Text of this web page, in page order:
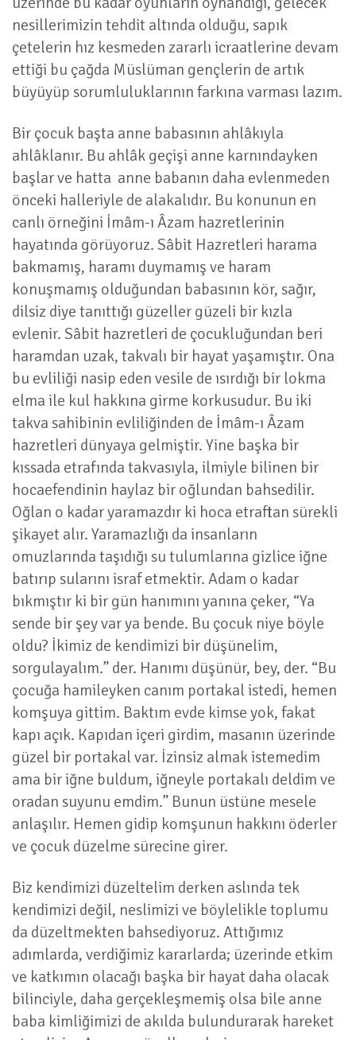
nesillerimizin tehdit altında olduğu, sapık
çetelerin hız kesmeden zararlı icraatlerine devam
ettiği bu çağda Müslüman gençlerin de artık
büyüyüp sorumluluklarının farkına varması lazım.
Bir çocuk başta anne babasının ahlâkıyla
ahlâklanır. Bu ahlâk geçişi anne karnındayken
başlar ve hatta anne babanın daha evlenmeden
önceki halleriyle de alakalıdır. Bu konunun en
canlı örneğini İmâm-ı Âzam hazretlerinin
hayatında görüyoruz. Sâbit Hazretleri harama
bakmamış, haramı duymamış ve haram
konuşmamış olduğundan babasının kör, sağır,
dilsiz diye tanıttığı güzeller güzeli bir kızla
evlenir. Sâbit hazretleri de çocukluğundan beri
haramdan uzak, takvalı bir hayat yaşamıştır. Ona
bu evliliği nasip eden vesile de ısırdığı bir lokma
elma ile kul hakkına girme korkusudur. Bu iki
takva sahibinin evliliğinden de İmâm-ı Âzam
hazretleri dünyaya gelmiştir. Yine başka bir
kıssada etrafında takvasıyla, ilmiyle bilinen bir
hocaefendinin haylaz bir oğlundan bahsedilir.
Oğlan o kadar yaramazdır ki hoca etraftan sürekli
şikayet alır. Yaramazlığı da insanların
omuzlarında taşıdığı su tulumlarına gizlice iğne
batırıp sularını israf etmektir. Adam o kadar
bıkmıştır ki bir gün hanımını yanına çeker, “Ya
sende bir şey var ya bende. Bu çocuk niye böyle
oldu? İkimiz de kendimizi bir düşünelim,
sorgulayalım.” der. Hanımı düşünür, bey, der. “Bu
çocuğa hamileyken canım portakal istedi, hemen
komşuya gittim. Baktım evde kimse yok, fakat
kapı açık. Kapıdan içeri girdim, masanın üzerinde
güzel bir portakal var. İzinsiz almak istemedim
ama bir iğne buldum, iğneyle portakalı deldim ve
oradan suyunu emdim.” Bunun üstüne mesele
anlaşılır. Hemen gidip komşunun hakkını öderler
ve çocuk düzelme sürecine girer.
Biz kendimizi düzeltelim derken aslında tek
kendimizi değil, neslimizi ve böylelikle toplumu
da düzeltmekten bahsediyoruz. Attığımız
adımlarda, verdiğimiz kararlarda; üzerinde etkim
ve katkımın olacağı başka bir hayat daha olacak
bilinciyle, daha gerçekleşmemiş olsa bile anne
baba kimliğimizi de akılda bulundurarak hareket